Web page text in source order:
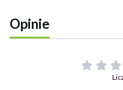
Opinie